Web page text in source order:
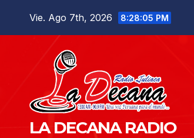
Vie. Ago 7th, 2026 8:28:06 PM
LA DECANA RADIO